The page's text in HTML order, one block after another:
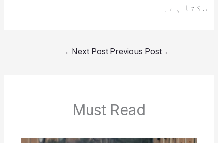
سکتا ہے۔
←
Next Post
→
Must Read